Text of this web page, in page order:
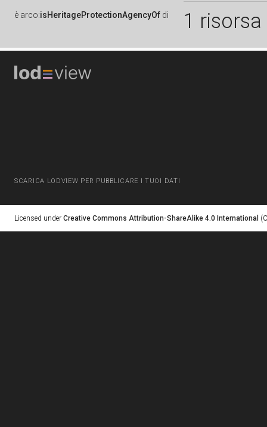
è arco:isHeritageProtectionAgencyOf di 1 risorsa
SCARICA LODVIEW PER PUBBLICARE I TUOI DATI
Licensed under Creative Commons Attribution-ShareAlike 4.0 International